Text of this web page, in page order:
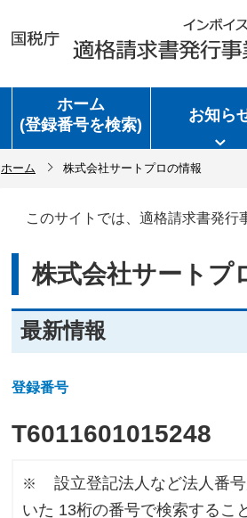
ホーム
(登録番号を検索)
お知ら
ホーム 株式会社サートプロの情報
このサイトでは、適格請求書発行
株式会社サートプ
最新情報
登録番号
T6011601015248
※
設立登記法人など法人番
いた 13桁の番号で検索するこ